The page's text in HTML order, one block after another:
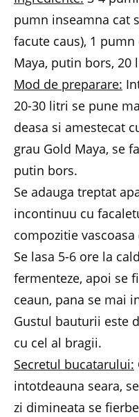
pumn inseamna cat
facute caus), 1
Maya, putin bors, 20
Mod de preparare:
20-30 litri se pune
deasa si amestecat
grau Gold Maya, se
putin bors.
Se adauga treptat
incontinuu cu
compozitie
Se lasa 5-6 ore la
fermenteze, apoi se
ceaun, pana se mai
Gustul bauturii este
cu cel al bragii.
Secretul bucatarului:
intotdeauna seara,
zi dimineata se